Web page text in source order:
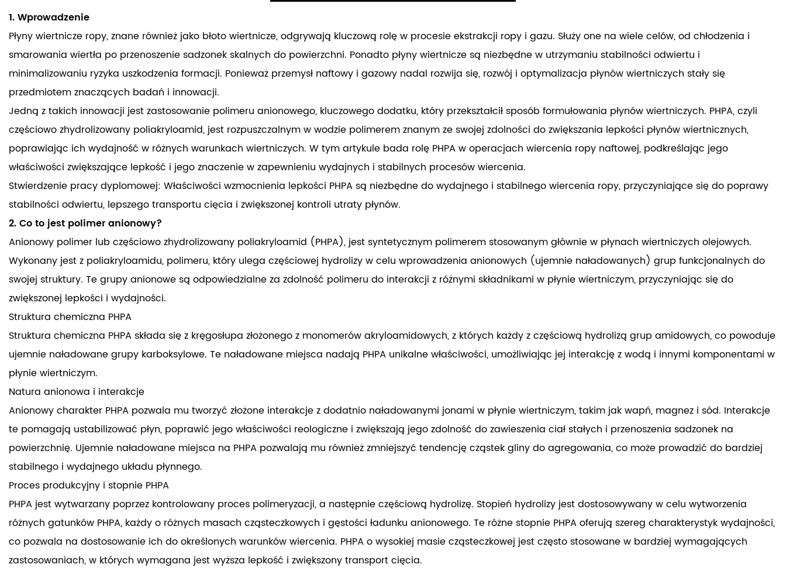
1. Wprowadzenie
Płyny wiertnicze ropy, znane również jako błoto wiertnicze, odgrywają kluczową rolę w procesie ekstrakcji ropy i gazu. Służy one na wiele celów, od chłodzenia i
smarowania wiertła po przenoszenie sadzonek skalnych do powierzchni. Ponadto płyny wiertnicze są niezbędne w utrzymaniu stabilności odwiertu i
minimalizowaniu ryzyka uszkodzenia formacji. Ponieważ przemysł naftowy i gazowy nadal rozwija się, rozwój i optymalizacja płynów wiertniczych stały się
przedmiotem znaczących badań i innowacji.
Jedną z takich innowacji jest zastosowanie polimeru anionowego, kluczowego dodatku, który przekształcił sposób formułowania płynów wiertniczych. PHPA, czyli
częściowo zhydrolizowany poliakryloamid, jest rozpuszczalnym w wodzie polimerem znanym ze swojej zdolności do zwiększania lepkości płynów wiertnicznych,
poprawiając ich wydajność w różnych warunkach wiertniczych. W tym artykule bada rolę PHPA w operacjach wiercenia ropy naftowej, podkreślając jego
właściwości zwiększające lepkość i jego znaczenie w zapewnieniu wydajnych i stabilnych procesów wiercenia.
Stwierdzenie pracy dyplomowej: Właściwości wzmocnienia lepkości PHPA są niezbędne do wydajnego i stabilnego wiercenia ropy, przyczyniające się do poprawy
stabilności odwiertu, lepszego transportu cięcia i zwiększonej kontroli utraty płynów.
2. Co to jest polimer anionowy?
Anionowy polimer lub częściowo zhydrolizowany poliakryloamid (PHPA), jest syntetycznym polimerem stosowanym głównie w płynach wiertniczych olejowych.
Wykonany jest z poliakryloamidu, polimeru, który ulega częściowej hydrolizy w celu wprowadzenia anionowych (ujemnie naładowanych) grup funkcjonalnych do
swojej struktury. Te grupy anionowe są odpowiedzialne za zdolność polimeru do interakcji z różnymi składnikami w płynie wiertniczym, przyczyniając się do
zwiększonej lepkości i wydajności.
Struktura chemiczna PHPA
Struktura chemiczna PHPA składa się z kręgosłupa złożonego z monomerów akryloamidowych, z których każdy z częściową hydrolizą grup amidowych, co powoduje
ujemnie naładowane grupy karboksylowe. Te naładowane miejsca nadają PHPA unikalne właściwości, umożliwiając jej interakcję z wodą i innymi komponentami w
płynie wiertniczym.
Natura anionowa i interakcje
Anionowy charakter PHPA pozwala mu tworzyć złożone interakcje z dodatnio naładowanymi jonami w płynie wiertniczym, takim jak wapń, magnez i sód. Interakcje
te pomagają ustabilizować płyn, poprawić jego właściwości reologiczne i zwiększają jego zdolność do zawieszenia ciał stałych i przenoszenia sadzonek na
powierzchnię. Ujemnie naładowane miejsca na PHPA pozwalają mu również zmniejszyć tendencję cząstek gliny do agregowania, co może prowadzić do bardziej
stabilnego i wydajnego układu płynnego.
Proces produkcyjny i stopnie PHPA
PHPA jest wytwarzany poprzez kontrolowany proces polimeryzacji, a następnie częściową hydrolizę. Stopień hydrolizy jest dostosowywany w celu wytworzenia
różnych gatunków PHPA, każdy o różnych masach cząsteczkowych i gęstości ładunku anionowego. Te różne stopnie PHPA oferują szereg charakterystyk wydajności,
co pozwala na dostosowanie ich do określonych warunków wiercenia. PHPA o wysokiej masie cząsteczkowej jest często stosowane w bardziej wymagających
zastosowaniach, w których wymagana jest wyższa lepkość i zwiększony transport cięcia.